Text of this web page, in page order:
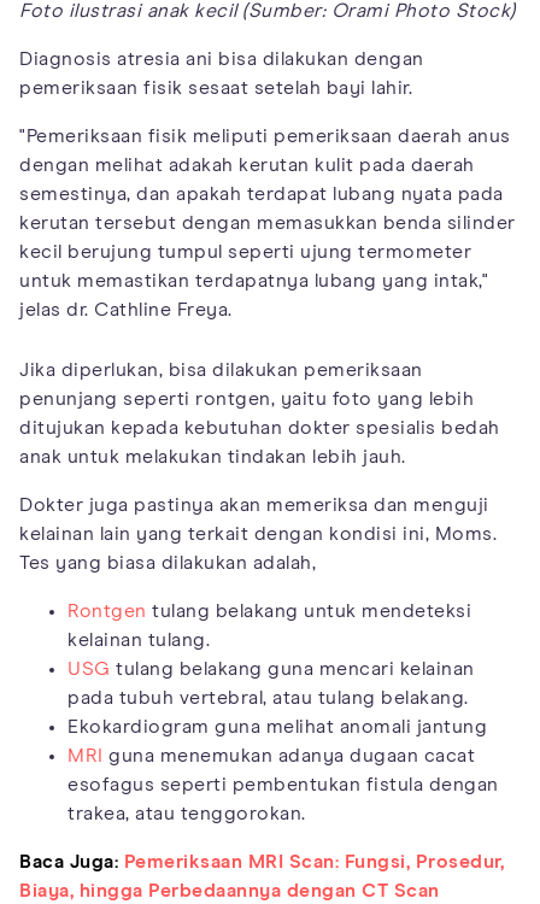
Foto ilustrasi anak kecil (Sumber: Orami Photo Stock)
Diagnosis atresia ani bisa dilakukan dengan
pemeriksaan fisik sesaat setelah bayi lahir.
"Pemeriksaan fisik meliputi pemeriksaan daerah anus
dengan melihat adakah kerutan kulit pada daerah
semestinya, dan apakah terdapat lubang nyata pada
kerutan tersebut dengan memasukkan benda silinder
kecil berujung tumpul seperti ujung termometer
untuk memastikan terdapatnya lubang yang intak,"
jelas dr. Cathline Freya.
Jika diperlukan, bisa dilakukan pemeriksaan
penunjang seperti rontgen, yaitu foto yang lebih
ditujukan kepada kebutuhan dokter spesialis bedah
anak untuk melakukan tindakan lebih jauh.
Dokter juga pastinya akan memeriksa dan menguji
kelainan lain yang terkait dengan kondisi ini, Moms.
Tes yang biasa dilakukan adalah,
Rontgen tulang belakang untuk mendeteksi
kelainan tulang.
USG tulang belakang guna mencari kelainan
pada tubuh vertebral, atau tulang belakang.
Ekokardiogram guna melihat anomali jantung
MRI
guna menemukan adanya dugaan cacat
esofagus seperti pembentukan fistula dengan
trakea, atau tenggorokan.
Baca Juga: Pemeriksaan MRI Scan: Fungsi, Prosedur,
Biaya, hingga Perbedaannya dengan CT Scan